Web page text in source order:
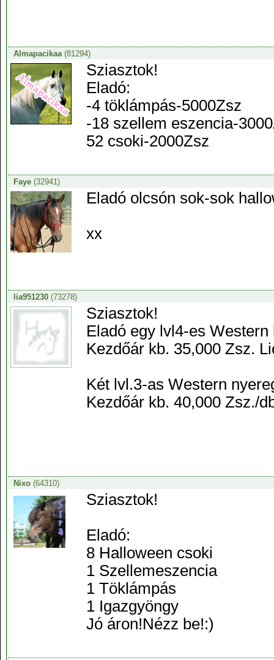
Almapacikaa(81294)
Sziasztok!
Eladó:
-4 töklámpás-5000Zsz
-18 szellem eszencia-
52 csoki-2000Zsz
Faye(32941)
Eladó olcsón sok-sok
xx
lia951230(73278)
Sziasztok!
Eladó egy lvl4-es Western
Kezdőár kb. 35,000 Zsz.
Két lvl.3-as Western
Kezdőár kb. 40,000 Zsz./
Nixo(64310)
Sziasztok!
Eladó:
8 Halloween csoki
1 Szellemeszencia
1 Töklámpás
1 Igazgyöngy
Jó áron!Nézz be!:)